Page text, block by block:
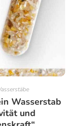
Wasserstab
und